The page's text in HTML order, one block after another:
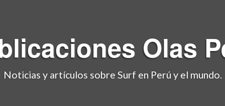
Olas
Noticias y artículos sobre Surf en Perú y el mundo.